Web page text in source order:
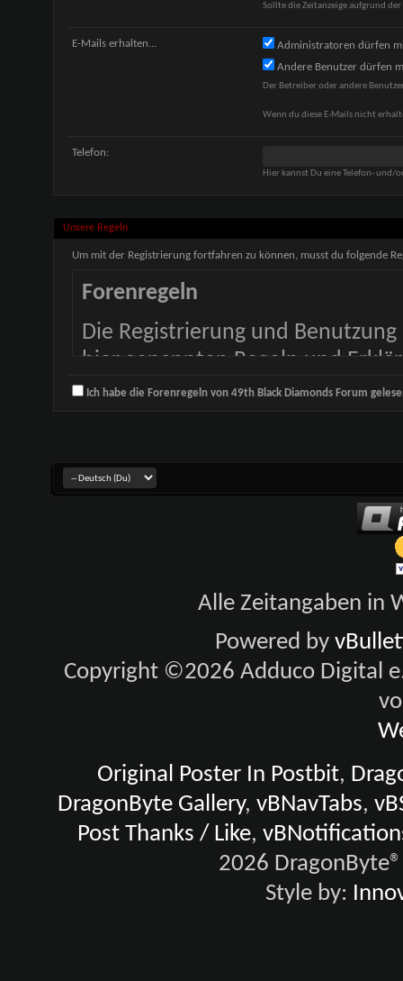
Sollte die Zeitanzeige aufgrund
E-Mails erhalten...
Administratoren dürfen
Andere Benutzer dürfen
Der Betreiber oder andere
Wenn du diese E-Mails nicht
Telefon:
Hier kannst Du eine Telefon- und/
Unsere Regeln
Um mit der Registrierung fortfahren zu können, musst du folgende
Forenregeln
Die Registrierung und
hier genannten Regeln und
Kästchen und klicke dann auf
Obwohl die Administratoren
Forum versuchen, alle
Forum fernzuhalten, ist es für
überprüfen. Alle Beiträge/
aus und die Eigentümer von
für den Inhalt verantwortlich
Durch die Annahme unserer
Nachrichten schreibst, die
Die Eigentümer von 49th Black
und Beiträge zu löschen, zu
Ich habe die Forenregeln von 49th Black Diamonds Forum
Alle Zeitangaben in
Powered by
Copyright ©2026 Adduco Digital
Original Poster In Postbit,
DragonByte Gallery,vBNavTabs,
Post Thanks / Like,
2026
Style by: